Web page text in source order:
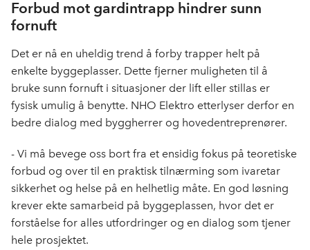
Forbud mot gardintrapp hindrer sunn
fornuft
Det er nå en uheldig trend å forby trapper helt på
enkelte byggeplasser. Dette fjerner muligheten til å
bruke sunn fornuft i situasjoner der lift eller stillas er
fysisk umulig å benytte. NHO Elektro etterlyser derfor en
bedre dialog med byggherrer og hovedentreprenører.
- Vi må bevege oss bort fra et ensidig fokus på teoretiske
forbud og over til en praktisk tilnærming som ivaretar
sikkerhet og helse på en helhetlig måte. En god løsning
krever ekte samarbeid på byggeplassen, hvor det er
forståelse for alles utfordringer og en dialog som tjener
hele prosjektet.